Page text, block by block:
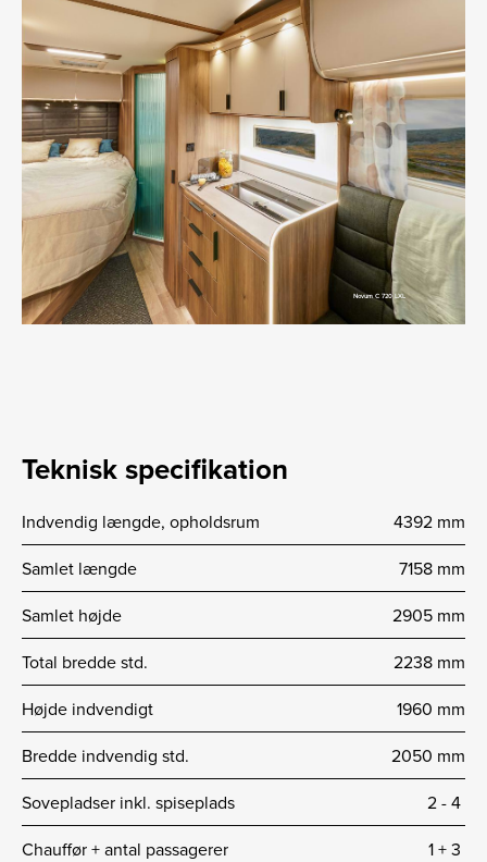
Teknisk specifikation
Indvendig længde, opholdsrum
4392 mm
Samlet længde
7158 mm
Samlet højde
2905 mm
Total bredde std.
2238 mm
Højde indvendigt
1960 mm
Bredde indvendig std.
2050 mm
Sovepladser inkl. spiseplads
2 -­ 4
Chauffør + antal passagerer
1 + 3